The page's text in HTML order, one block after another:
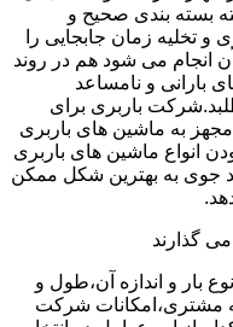
بسته بندی صحیح و
و تخلیه زمان جابجایی را
انجام می شود هم در روند
بارانی و نامساعد
باربری برای
به ماشین های باربری
انواع ماشین های باربری
جوی به بهترین شکل ممکن
گذارند
بار و اندازه آن،طول و
مشتری،امکانات شرکت